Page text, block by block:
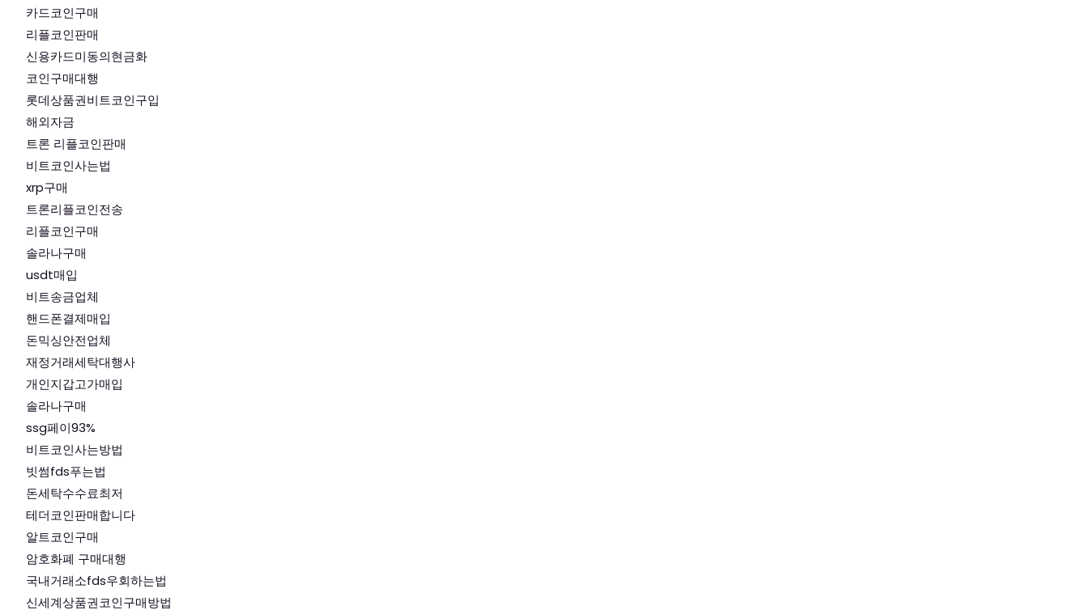
카드코인구매
리플코인판매
신용카드미동의현금화
코인구매대행
롯데상품권비트코인구입
해외자금
트론 리플코인판매
비트코인사는법
xrp구매
트론리플코인전송
리플코인구매
솔라나구매
usdt매입
비트송금업체
핸드폰결제매입
돈믹싱안전업체
재정거래세탁대행사
개인지갑고가매입
솔라나구매
ssg페이93%
비트코인사는방법
빗썸fds푸는법
돈세탁수수료최저
테더코인판매합니다
알트코인구매
암호화폐 구매대행
국내거래소fds우회하는법
신세계상품권코인구매방법